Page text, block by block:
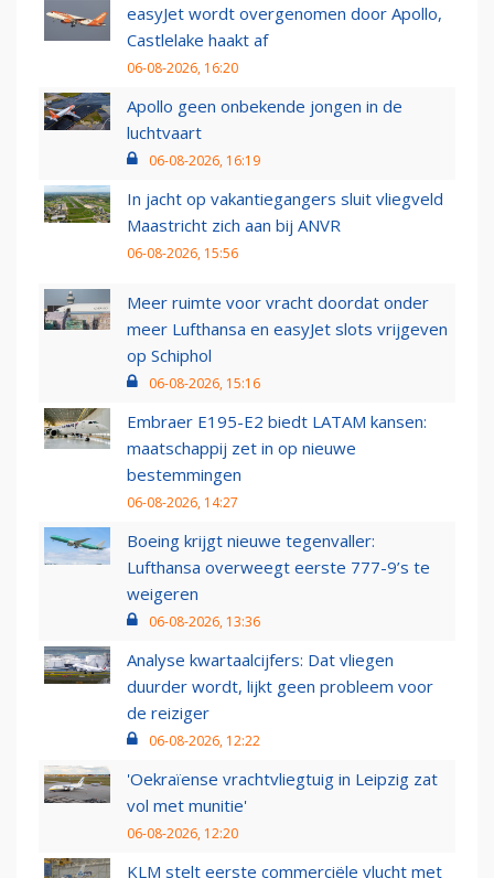
easyJet wordt overgenomen door Apollo,
Castlelake haakt af
06-08-2026, 16:20
Apollo geen onbekende jongen in de
luchtvaart
06-08-2026, 16:19
In jacht op vakantiegangers sluit vliegveld
Maastricht zich aan bij ANVR
06-08-2026, 15:56
Meer ruimte voor vracht doordat onder
meer Lufthansa en easyJet slots vrijgeven
op Schiphol
06-08-2026, 15:16
Embraer E195-E2 biedt LATAM kansen:
maatschappij zet in op nieuwe
bestemmingen
06-08-2026, 14:27
Boeing krijgt nieuwe tegenvaller:
Lufthansa overweegt eerste 777-9’s te
weigeren
06-08-2026, 13:36
Analyse kwartaalcijfers: Dat vliegen
duurder wordt, lijkt geen probleem voor
de reiziger
06-08-2026, 12:22
'Oekraïense vrachtvliegtuig in Leipzig zat
vol met munitie'
06-08-2026, 12:20
KLM stelt eerste commerciële vlucht met